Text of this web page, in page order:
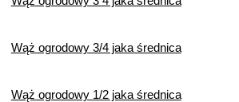
Wąż ogrodowy 3/4 jaka średnica
Wąż ogrodowy 1/2 jaka średnica